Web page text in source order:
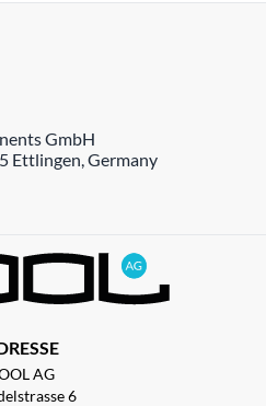
GmbH
Ettlingen, Germany
AG
6